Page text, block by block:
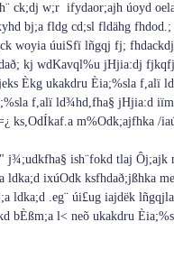
ck;dj w;r ifydaor;ajh úoyd
bj;a fldg cd;sl fldähg
woyia‌ úuiSfï lñgqj fj;
kj wdKa‌vql%u jHjia‌:dj
Èkg ukakdru Èia‌;%sla‌ f,alï
f,alï ld¾hd,fha§ jHjia‌:d
ks,OdÍkaf.a m%Odk;ajfhka /
ish¨‍fokd tla‌j Ôj;ajk
ixúOdk ksfhdað;jßhka
ldka;d .eg¨‍ úi£ug ia‌jdëk
l< neõ ukakdru